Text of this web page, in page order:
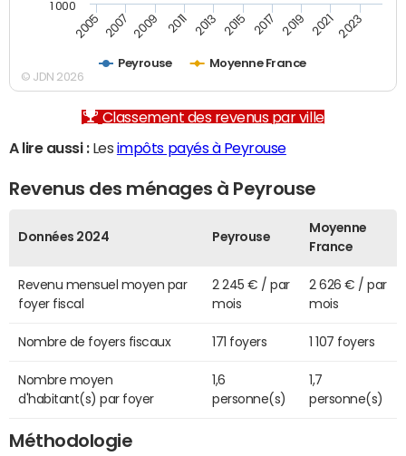
Peyrouse Moyenne France
2005 2007 2009 2011 2013 2015 2017 2019 2021 2023
1 000
© JDN 2026
Classement des revenus par ville
A lire aussi :Les impôts payés à Peyrouse
Revenus des ménages à Peyrouse
Données 2024 Peyrouse
Moyenne
France
Revenu mensuel moyen par
foyer fiscal
2 245 € / par
mois
2 626 € / par
mois
Nombre de foyers fiscaux 171 foyers 1 107 foyers
Nombre moyen
d'habitant(s) par foyer
1,6
personne(s)
1,7
personne(s)
Méthodologie